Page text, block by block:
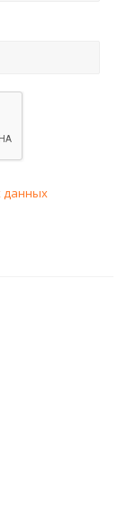
данных